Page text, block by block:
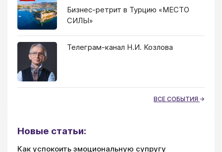
Бизнес-ретрит в Турцию «МЕСТО
СИЛЫ»
Телеграм-канал Н.И. Козлова
ВСЕ СОБЫТИЯ
Новые статьи:
Как успокоить эмоциональную супругу